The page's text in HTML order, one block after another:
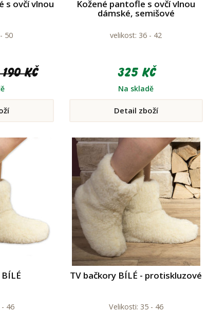
s ovčí vlnou
50
Kč
Kožené pantofle s ovčí vlnou
dámské, semišové
velikost: 36 - 42
325 Kč
Na skladě
Detail zboží
46
TV bačkory BÍLÉ - protiskluzové
Velikosti: 35 - 46